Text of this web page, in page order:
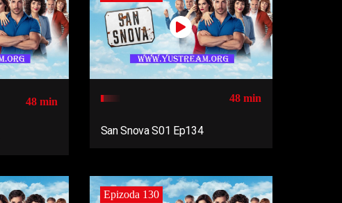
48 min 48 min
San Snova S01 Ep134
Epizoda 130